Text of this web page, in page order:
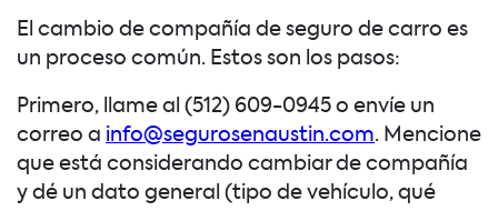
El cambio de compañía de seguro de carro es
un proceso común. Estos son los pasos:
Primero, llame al (512) 609-0945 o envíe un
correo a info@segurosenaustin.com. Mencione
que está considerando cambiar de compañía
y dé un dato general (tipo de vehículo, qué